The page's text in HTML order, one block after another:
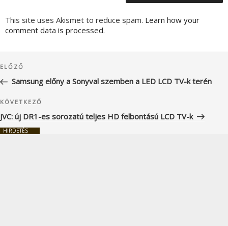
This site uses Akismet to reduce spam. Learn how your
comment data is processed.
navigáció
Korábbi
bejegyzés
ELŐZŐ
Samsung előny a Sonyval szemben a LED LCD TV-k terén
Következő
bejegyzés
KÖVETKEZŐ
JVC: új DR1-es sorozatú teljes HD felbontású LCD TV-k
HIRDETÉS